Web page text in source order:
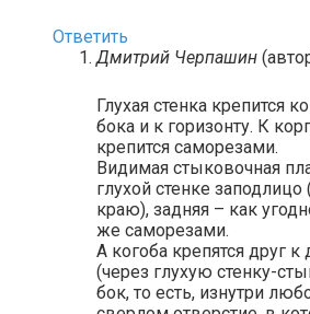
Ответить
Дмитрий Черпашин
Глухая стенка крепится
бока и к горизонту. К
крепится саморезами.
Видимая стыковочная
глухой стенке
краю), задняя – как
же саморезами.
А когоба крепятся друг
(через глухую стенку-
бок, то есть, изнутри